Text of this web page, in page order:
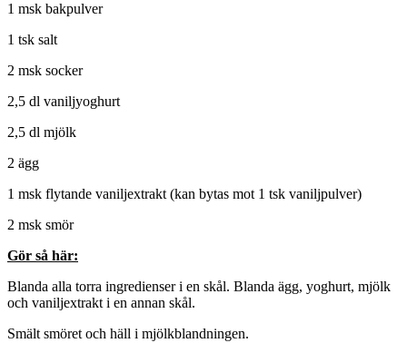
1 msk bakpulver
1 tsk salt
2 msk socker
2,5 dl vaniljyoghurt
2,5 dl mjölk
2 ägg
1 msk flytande vaniljextrakt (kan bytas mot 1 tsk vaniljpulver)
2 msk smör
Gör så här:
Blanda alla torra ingredienser i en skål. Blanda ägg, yoghurt, mjölk
och vaniljextrakt i en annan skål.
Smält smöret och häll i mjölkblandningen.